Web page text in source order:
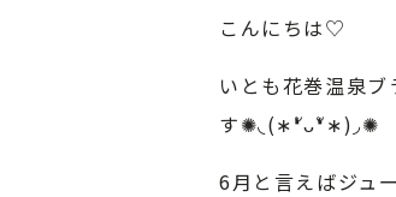
ご成約の方へこんにちは♡
いとも花巻温泉
す✺◟(∗❛ัᴗ❛ั∗)◞✺
6月と言えばジュ